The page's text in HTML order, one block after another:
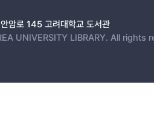
암로 145 고려대학교 도서관
UNIVERSITY LIBRARY. All rights